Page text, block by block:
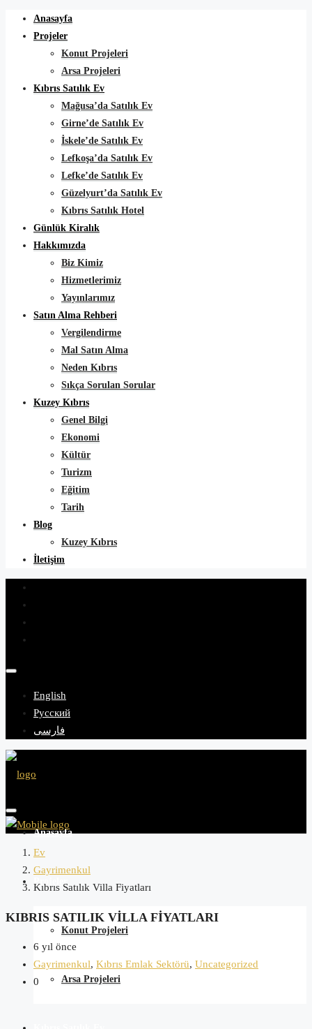
Anasayfa
Projeler
Konut Projeleri
Arsa Projeleri
Kıbrıs Satılık Ev
Mağusa’da Satılık Ev
Girne’de Satılık Ev
İskele’de Satılık Ev
Lefkoşa’da Satılık Ev
Lefke’de Satılık Ev
Güzelyurt’da Satılık Ev
Kıbrıs Satılık Hotel
Günlük Kiralık
Hakkımızda
Biz Kimiz
Hizmetlerimiz
Yayınlarımız
Satın Alma Rehberi
Vergilendirme
Mal Satın Alma
Neden Kıbrıs
Sıkça Sorulan Sorular
Kuzey Kıbrıs
Genel Bilgi
Ekonomi
Kültür
Turizm
Eğitim
Tarih
Blog
Kuzey Kıbrıs
İletişim
English
Русский
فارسی
Anasayfa
Projeler
Konut Projeleri
Arsa Projeleri
Ev
Gayrimenkul
Kıbrıs Satılık Villa Fiyatları
KIBRIS SATILIK VILLA FIYATLARI
6 yıl önce
Gayrimenkul, Kıbrıs Emlak Sektörü, Uncategorized
0